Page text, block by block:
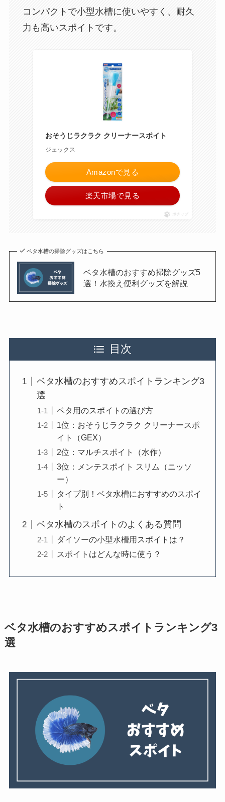
コンパクトで小型水槽に使いやすく、耐久
力も高いスポイトです。
おそうじラクラク クリーナースポイト
ジェックス
Amazonで見る
楽天市場で見る
ポチップ
ベタ水槽の掃除グッズはこちら
ベタ水槽のおすすめ掃除グッズ5
選！水換え便利グッズを解説
目次
ベタ水槽のおすすめスポイトランキング3
選
ベタ用のスポイトの選び方
1位：おそうじラクラク クリーナースポ
イト（GEX）
2位：マルチスポイト（水作）
3位：メンテスポイト スリム（ニッソ
ー）
タイプ別！ベタ水槽におすすめのスポイ
ト
ベタ水槽のスポイトのよくある質問
ダイソーの小型水槽用スポイトは？
スポイトはどんな時に使う？
ベタ水槽のおすすめスポイトランキング3
選